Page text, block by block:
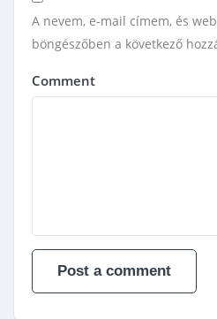
A nevem, e-mail címem, és
böngészőben a következő
Comment